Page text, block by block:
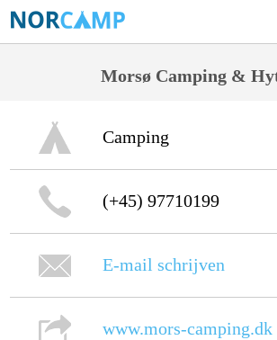
Morsø Camping &
Camping
(+45) 97710199
E-mail schrijven
www.mors-camping.dk